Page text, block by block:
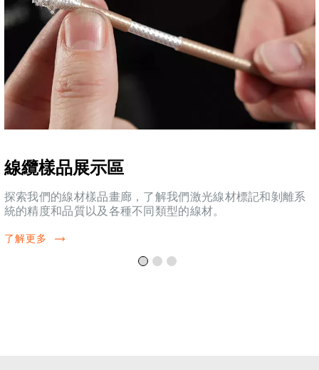
線纜樣品展示區
探索我們的線材樣品畫廊，了解我們激光線材標記和剝離系
統的精度和品質以及各種不同類型的線材。
了解更多